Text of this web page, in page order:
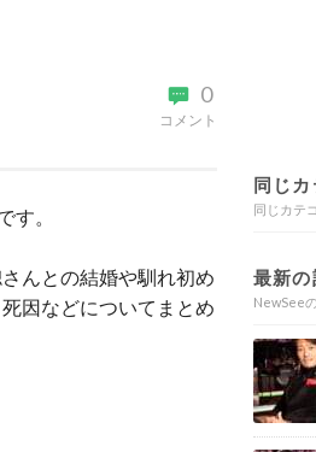
0
コメント
す。
んとの結婚や馴れ初め
因などについてまとめ
同じ
同じカテ
最新の
NewSee